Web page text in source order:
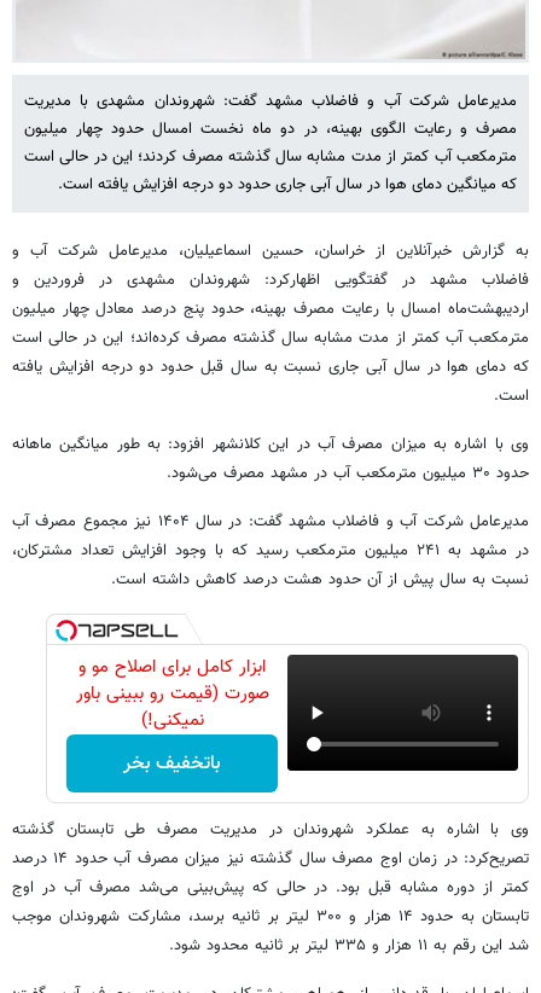
مدیرعامل شرکت آب و فاضلاب مشهد گفت: شهروندان مشهدی با مدیریت
مصرف و رعایت الگوی بهینه، در دو ماه نخست امسال حدود چهار میلیون
مترمکعب آب کمتر از مدت مشابه سال گذشته مصرف کردند؛ این در حالی است
که میانگین دمای هوا در سال آبی جاری حدود دو درجه افزایش یافته است.
به گزارش خبرآنلاین از خراسان، حسین اسماعیلیان، مدیرعامل شرکت آب و
فاضلاب مشهد در گفتگویی اظهارکرد: شهروندان مشهدی در فروردین و
اردیبهشت‌ماه امسال با رعایت مصرف بهینه، حدود پنج درصد معادل چهار میلیون
مترمکعب آب کمتر از مدت مشابه سال گذشته مصرف کرده‌اند؛ این در حالی است
که دمای هوا در سال آبی جاری نسبت به سال قبل حدود دو درجه افزایش یافته
است.
وی با اشاره به میزان مصرف آب در این کلانشهر افزود: به طور میانگین ماهانه
حدود ۳۰ میلیون مترمکعب آب در مشهد مصرف می‌شود.
مدیرعامل شرکت آب و فاضلاب مشهد گفت: در سال ۱۴۰۴ نیز مجموع مصرف آب
در مشهد به ۲۴۱ میلیون مترمکعب رسید که با وجود افزایش تعداد مشترکان،
نسبت به سال پیش از آن حدود هشت درصد کاهش داشته است.
ابزار کامل برای اصلاح مو و
صورت (قیمت رو ببینی باور
نمیکنی!)
باتخفیف بخر
وی با اشاره به عملکرد شهروندان در مدیریت مصرف طی تابستان گذشته
تصریح‌کرد: در زمان اوج مصرف سال گذشته نیز میزان مصرف آب حدود ۱۴ درصد
کمتر از دوره مشابه قبل بود. در حالی که پیش‌بینی می‌شد مصرف آب در اوج
تابستان به حدود ۱۴ هزار و ۳۰۰ لیتر بر ثانیه برسد، مشارکت شهروندان موجب
شد این رقم به ۱۱ هزار و ۳۳۵ لیتر بر ثانیه محدود شود.